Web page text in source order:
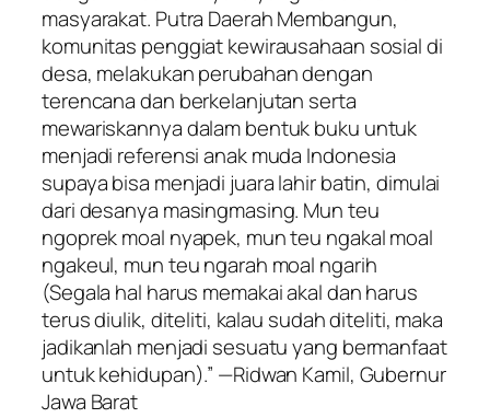
masyarakat. Putra Daerah Membangun,
komunitas penggiat kewirausahaan sosial di
desa, melakukan perubahan dengan
terencana dan berkelanjutan serta
mewariskannya dalam bentuk buku untuk
menjadi referensi anak muda Indonesia
supaya bisa menjadi juara lahir batin, dimulai
dari desanya masingmasing. Mun teu
ngoprek moal nyapek, mun teu ngakal moal
ngakeul, mun teu ngarah moal ngarih
(Segala hal harus memakai akal dan harus
terus diulik, diteliti, kalau sudah diteliti, maka
jadikanlah menjadi sesuatu yang bermanfaat
untuk kehidupan).” —Ridwan Kamil, Gubernur
Jawa Barat